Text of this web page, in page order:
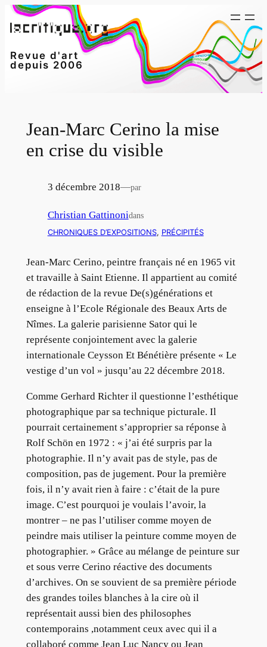
Aller
au
Revue d'art
depuis 2006
Jean-Marc Cerino la mise
en crise du visible
3 décembre 2018—par
Christian Gattinonidans
CHRONIQUES D’EXPOSITIONS, PRÉCIPITÉS
Jean-Marc Cerino, peintre français né en 1965 vit
et travaille à Saint Etienne. Il appartient au comité
de rédaction de la revue De(s)générations et
enseigne à l’Ecole Régionale des Beaux Arts de
Nîmes. La galerie parisienne Sator qui le
représente conjointement avec la galerie
internationale Ceysson Et Bénétière présente « Le
vestige d’un vol » jusqu’au 22 décembre 2018.
Comme Gerhard Richter il questionne l’esthétique
photographique par sa technique picturale. Il
pourrait certainement s’approprier sa réponse à
Rolf Schön en 1972 : « j’ai été surpris par la
photographie. Il n’y avait pas de style, pas de
composition, pas de jugement. Pour la première
fois, il n’y avait rien à faire : c’était de la pure
image. C’est pourquoi je voulais l’avoir, la
montrer – ne pas l’utiliser comme moyen de
peindre mais utiliser la peinture comme moyen de
photographier. » Grâce au mélange de peinture sur
et sous verre Cerino réactive des documents
d’archives. On se souvient de sa première période
des grandes toiles blanches à la cire où il
représentait aussi bien des philosophes
contemporains ,notamment ceux avec qui il a
collaboré comme Jean Luc Nancy ou Jean